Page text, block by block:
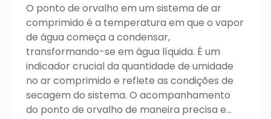
O ponto de orvalho em um sistema de ar
comprimido é a temperatura em que o vapor
de água começa a condensar,
transformando-se em água líquida. É um
indicador crucial da quantidade de umidade
no ar comprimido e reflete as condições de
secagem do sistema. O acompanhamento
do ponto de orvalho de maneira precisa e…